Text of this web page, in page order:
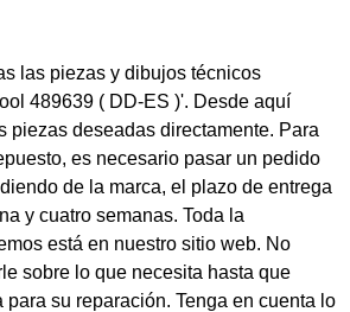
las piezas y dibujos técnicos
489639 ( DD-ES )'. Desde aquí
piezas deseadas directamente. Para
es necesario pasar un pedido
de la marca, el plazo de entrega
y cuatro semanas. Toda la
está en nuestro sitio web. No
sobre lo que necesita hasta que
su reparación. Tenga en cuenta lo